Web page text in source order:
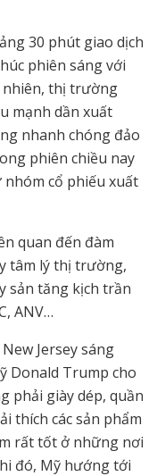
30 phút giao dịch
phiên sáng với
nhiên, thị trường
mạnh dần xuất
nhanh chóng đảo
phiên chiều nay
cổ phiếu xuất
quan đến đàm
tâm lý thị trường,
sản tăng kịch trần
ANV…
Jersey sáng
Donald Trump cho
phải giày dép, quần
thích các sản phẩm
rất tốt ở những nơi
đó, Mỹ hướng tới